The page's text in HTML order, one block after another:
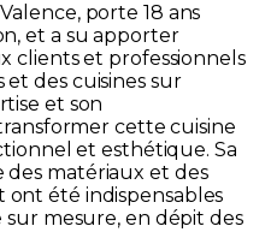
porte 18 ans
et a su apporter
clients et professionnels
et des cuisines sur
et son
cette cuisine
et esthétique. Sa
des matériaux et des
été indispensables
mesure, en dépit des